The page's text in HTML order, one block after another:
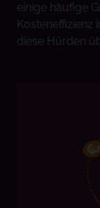
einige häufige
Kosteneffizienz
diese Hürden